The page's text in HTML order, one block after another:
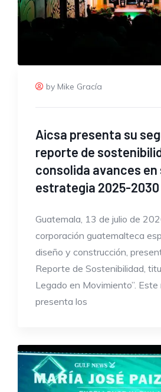
by Mike Gracía
Aicsa presenta su
reporte de
consolida avances en
estrategia 2025-2030
Guatemala, 13 de julio de
corporación guatemalteca
diseño y construcción,
Reporte de Sostenibilidad,
Legado en Movimiento”.
presenta los